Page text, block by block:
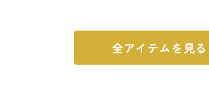
全アイテムを見る